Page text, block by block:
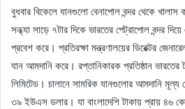
বুধবার বিকেলে যানগুলো বেনাপোল বন্দর থেকে
সন্ধ্যা সাড়ে ৭টার দিকে ভারতের পেট্রাপোল বন্দর
প্রবেশ করে। প্রতিরক্ষা মন্ত্রণালয়ের ডিরেক্টর
যান আমদানি করে। রপ্তানিকারক প্রতিষ্ঠান ভারতের
লিমিটেড। চালানে সামরিক যানগুলোর আমদানি মূল্য
৩৯ ইউএস ডলার। যা বাংলাদেশি টাকায় প্রায় ৪৬